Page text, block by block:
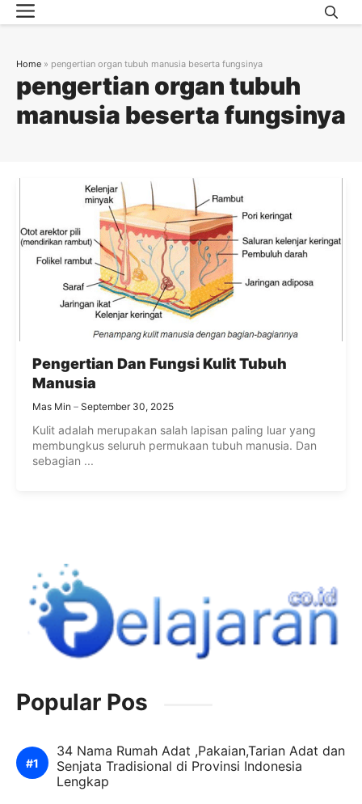
Skip
to
Menu
pengertian organ tubuh
manusia beserta fungsinya
Home » pengertian organ tubuh manusia beserta fungsinya
Pengertian Dan Fungsi Kulit Tubuh
Manusia
Mas Min September 30, 2025
Kulit adalah merupakan salah lapisan paling luar yang
membungkus seluruh permukaan tubuh manusia. Dan
sebagian ...
Popular Pos
34 Nama Rumah Adat ,Pakaian,Tarian Adat dan
Senjata Tradisional di Provinsi Indonesia
Lengkap